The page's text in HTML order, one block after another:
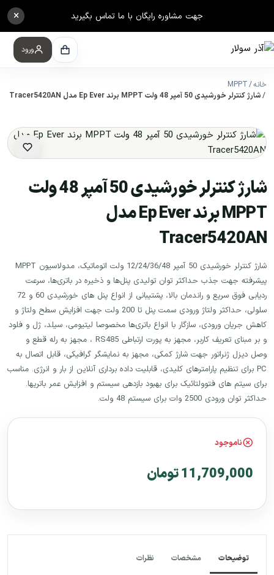
جهت مشاوره رایگان با ما تماس بگیرید ×
ورود
خانه MPPT
شارژ کنترلر خورشیدی 50 آمپر 48 ولت MPPT برند Ep Ever مدل Tracer5420AN
شارژ کنترلر خورشیدی 50 آمپر 48 ولت
MPPT برند Ep Ever مدل
Tracer5420AN
شارژ کنترلر خورشیدی 50 آمپر 12/24/36/48 ولت اتوماتیک، مدولاسیون MPPT
پیشرفته جهت جذب حداکثر توان تولیدی پنل‌ها و ذخیره در باتری‌ها، سرعت
ردیابی فوق سریع و راندمان بالا، پشتیبانی از انواع پنل های خورشیدی 60 و 72
سلولی، حداکثر ولتاژ ورودی سمت پنل تا 200 ولت جهت افزایش سطح ولتاژ و
کاهش جریان ورودی، سازگار با انواع باتری‌ها مخصوصا لیتیومی، سیلد، ژل و فلود
و بر مبنای تعریف کاربر، مجهز به پورت ارتباطی RS485 ، مجهز به رله قطع و
وصل دیزل ژنراتور جهت شارژ کمکی، مجهز به نمایشگر گرافیکی، قابل اتصال به
PC برای تنظیم پارامترهای کلیدی، قابلیت داده برداری آنلاین از بار و انرژی. مناسب
برای سیتم های فتوولتائیک برای بهبود بازدهی سیستم و افزایش عمر باتریها.
حداکثر توان ورودی 2500 وات برای سیستم 48 ولت.
ناموجود
11,709,000 تومان
توضیحات مشخصات نظرات